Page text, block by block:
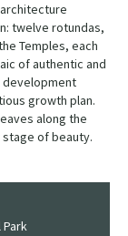
twelve rotundas,
Temples, each
of authentic and
development
growth plan.
along the
stage of beauty.